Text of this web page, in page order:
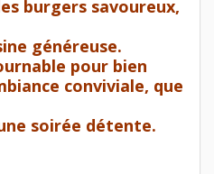
burgers savoureux,
généreuse.
pour bien
conviviale, que
soirée détente.